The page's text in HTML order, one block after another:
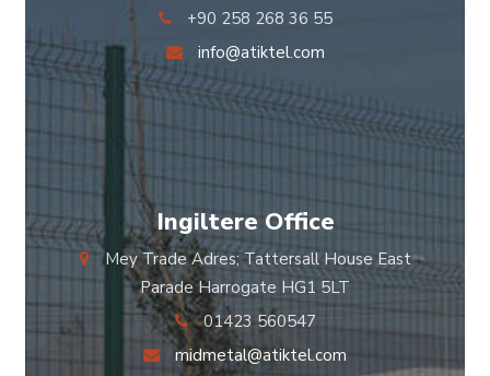
+90 258 268 36 55
info@atiktel.com
Ingiltere Office
Mey Trade Adres; Tattersall House East
Parade Harrogate HG1 5LT
01423 560547
midmetal@atiktel.com